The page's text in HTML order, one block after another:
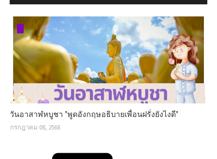
วันอาสาฬหบูชา "พูดอังกฤษอธิบายเพื่อนฝรั่งยังไงดี"
กรกฎาคม 08, 2568